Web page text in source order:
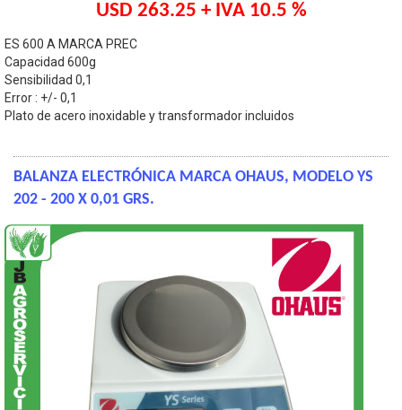
USD 263.25 + IVA 10.5 %
ES 600 A MARCA PREC
Capacidad 600g
Sensibilidad 0,1
Error : +/- 0,1
Plato de acero inoxidable y transformador incluidos
BALANZA ELECTRÓNICA MARCA OHAUS, MODELO YS
202 - 200 X 0,01 GRS.